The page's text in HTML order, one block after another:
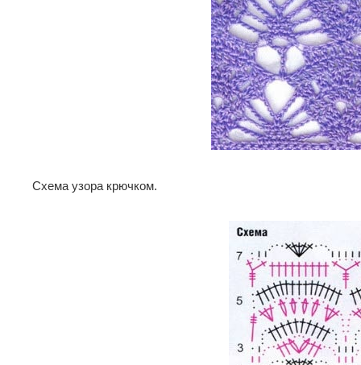
Схема узора крючком.